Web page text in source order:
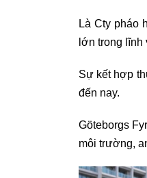
Là Cty pháo
lớn trong
Sự kết hợp
đến nay.
Göteborgs
môi trường,